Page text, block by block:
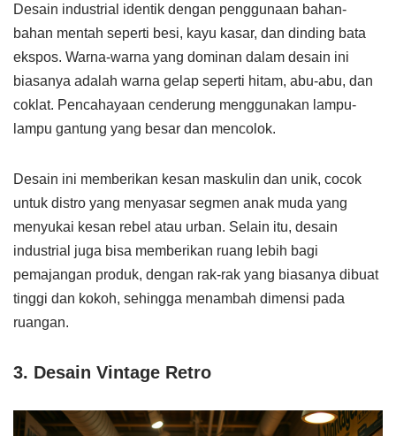
Desain industrial identik dengan penggunaan bahan-
bahan mentah seperti besi, kayu kasar, dan dinding bata
ekspos. Warna-warna yang dominan dalam desain ini
biasanya adalah warna gelap seperti hitam, abu-abu, dan
coklat. Pencahayaan cenderung menggunakan lampu-
lampu gantung yang besar dan mencolok.
Desain ini memberikan kesan maskulin dan unik, cocok
untuk distro yang menyasar segmen anak muda yang
menyukai kesan rebel atau urban. Selain itu, desain
industrial juga bisa memberikan ruang lebih bagi
pemajangan produk, dengan rak-rak yang biasanya dibuat
tinggi dan kokoh, sehingga menambah dimensi pada
ruangan.
3. Desain Vintage Retro